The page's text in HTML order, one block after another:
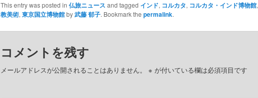
This entry was posted in 仏旅ニュース and tagged インド, コルカタ, コルカタ・インド博物館,
教美術, 東京国立博物館by武藤 郁子. Bookmark the permalink.
コメントを残す
メールアドレスが公開されることはありません。 ※ が付いている欄は必須項目です